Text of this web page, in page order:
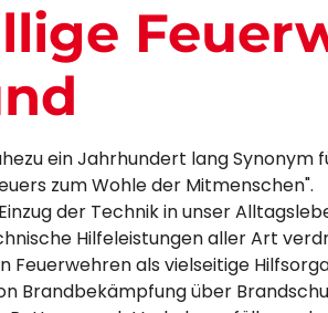
ein Jahrhundert lang Synonym
zum Wohle der Mitmenschen".
der Technik in unser
Hilfeleistungen aller Art
Feuerwehren als vielseitige
Brandbekämpfung über